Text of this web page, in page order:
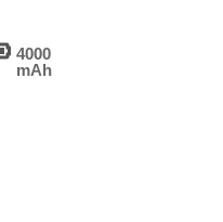
4000
mAh